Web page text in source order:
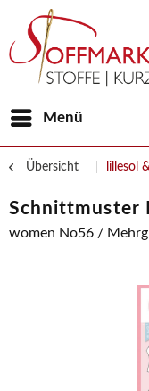
Menü
Übersicht lillesol
Schnittmuster
women No56 /